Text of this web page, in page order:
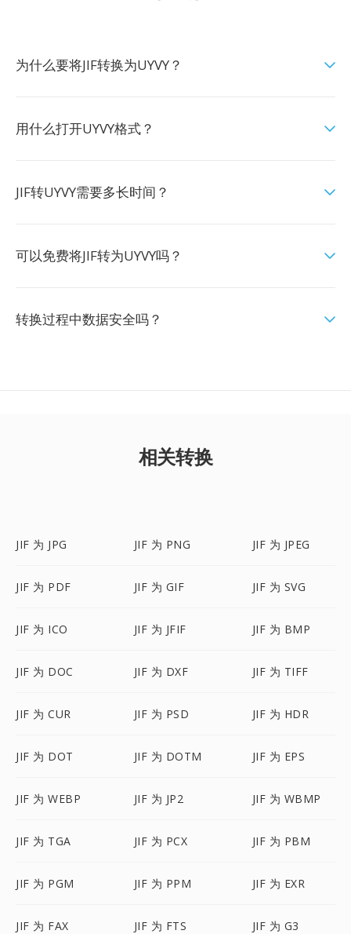
为什么要将JIF转换为UYVY？
用什么打开UYVY格式？
JIF转UYVY需要多长时间？
可以免费将JIF转为UYVY吗？
转换过程中数据安全吗？
相关转换
JIF 为 JPG JIF 为 PNG JIF 为 JPEG
JIF 为 PDF JIF 为 GIF JIF 为 SVG
JIF 为 ICO JIF 为 JFIF JIF 为 BMP
JIF 为 DOC JIF 为 DXF JIF 为 TIFF
JIF 为 CUR JIF 为 PSD JIF 为 HDR
JIF 为 DOT JIF 为 DOTM JIF 为 EPS
JIF 为 WEBP JIF 为 JP2 JIF 为 WBMP
JIF 为 TGA JIF 为 PCX JIF 为 PBM
JIF 为 PGM JIF 为 PPM JIF 为 EXR
JIF 为 FAX JIF 为 FTS JIF 为 G3